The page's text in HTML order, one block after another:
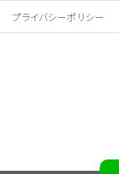
プライバシーポリシー